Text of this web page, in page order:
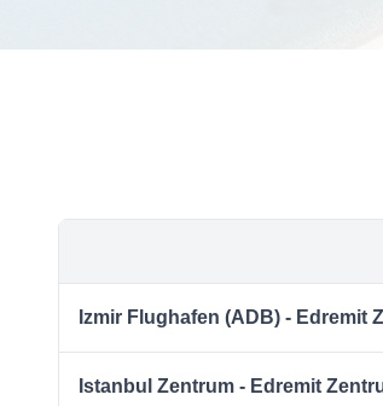
Izmir Flughafen (ADB) - Edremit
Istanbul Zentrum - Edremit